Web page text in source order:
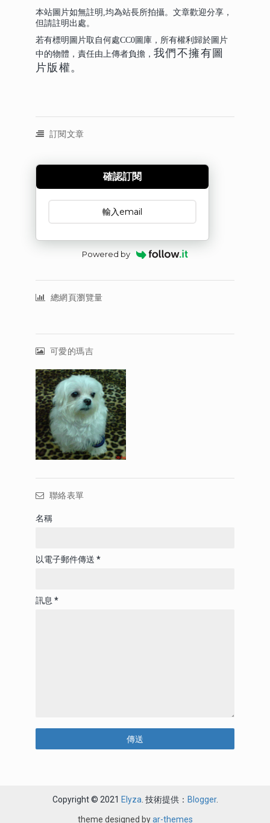
本站圖片如無註明,均為站長所拍攝。文章歡迎分享，
但請註明出處。
若有標明圖片取自何處CC0圖庫，所有權利歸於圖片
中的物體，責任由上傳者負擔， 我們不擁有圖
片版權。
訂閱文章
訂閱文章
確認訂閱
Powered by
總網頁瀏覽量
可愛的瑪吉
聯絡表單
名稱
以電子郵件傳送 *
訊息 *
Copyright © 2021 Elyza . 技術提供： Blogger.
theme designed byar-themes